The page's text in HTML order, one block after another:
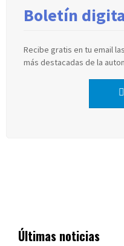
Boletín
Recibe gratis en tu email
más destacadas de la
Últimas noticias